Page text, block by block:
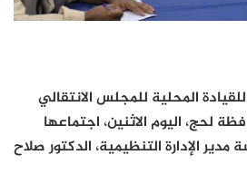
المحلية للمجلس الانتقالي
لحج، اليوم الاثنين، اجتماعها
مدير الإدارة التنظيمية، الدكتور صلاح